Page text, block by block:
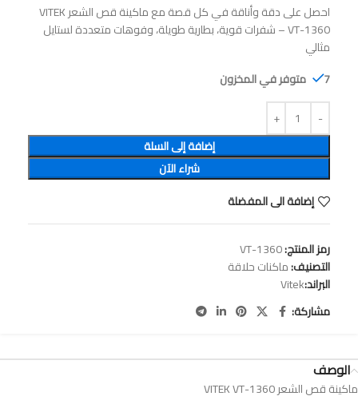
احصل على دقة وأناقة في كل قصة مع ماكينة قص الشعر VITEK
VT-1360 – شفرات قوية، بطارية طويلة، وفوهات متعددة لستايل
مثالي
7 متوفر في المخزون
إضافة إلى السلة
شراء الآن
إضافة الى المفضلة
رمز المنتج:VT-1360
التصنيف:ماكنات حلاقة
البراند:Vitek
مشاركة:
الوصف
ماكينة قص الشعر VITEK VT-1360